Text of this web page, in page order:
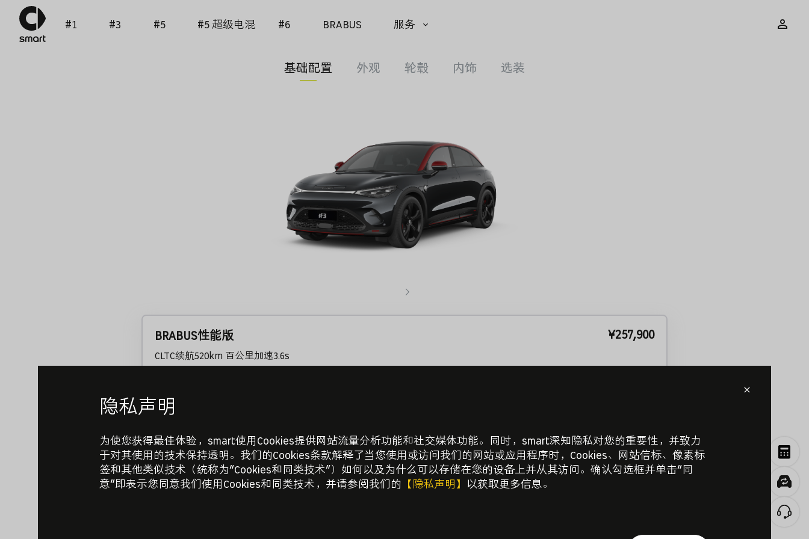
#1 #3 #5 #5 超级电混 #6 BRABUS 服务
服务 查看更多
基础配置 外观 轮毂 内饰 选装
BRABUS性能版 ¥257,900
CLTC续航520km 百公里加速3.6s
流光粒子格栅
③ BRABUS Design专属头枕/Microfiber超纤绒座椅/方向盘发光
2026年8月限时下定权益
①至高现金折扣5,000元（具体获取方式详情请咨询门店）
② 付费颜色免费权益
③ 20英寸轮毂限时免费权益
④ 置换权益/复购权益（不同享）
隐私声明
为使您获得最佳体验，smart使用Cookies提供网站流量分析功能和社交媒体功能。同时，smart深知隐私对您的重要性，并致力
于对其使用的技术保持透明。我们的Cookies条款解释了当您使用或访问我们的网站或应用程序时，Cookies、网站信标、像素标
签和其他类似技术（统称为“Cookies和同类技术”）如何以及为什么可以存储在您的设备上并从其访问。确认勾选框并单击“同
意”即表示您同意我们使用Cookies和同类技术，并请参阅我们的 【隐私声明】 以获取更多信息。